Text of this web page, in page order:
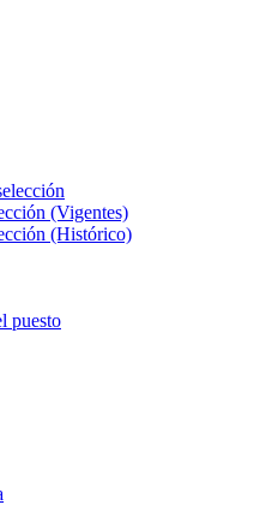
(Vigentes)
(Histórico)
puesto